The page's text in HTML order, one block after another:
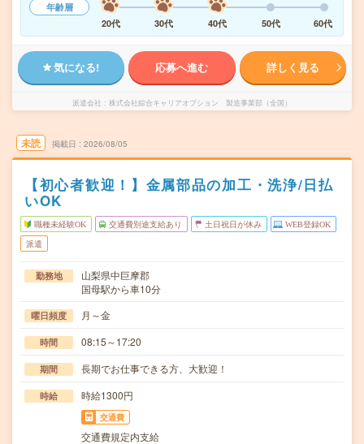
年齢層
20代
30代 40代 50代 60代
気になる! 応募へ進む 詳しく見る
派遣会社 株式会社綜合キャリアオプション 製造事業部（全国）
未読 掲載日 2026/08/05
【初心者歓迎！】金属部品の加工・洗浄/日払
いOK
職種未経験OK 交通費別途支給あり 土日祝日が休み WEB登録OK
派遣
勤務地
山梨県中巨摩郡
国母駅から車10分
曜日頻度 月～金
時間 08:15～17:20
期間 長期でお仕事できる方、大歓迎！
時給 時給1300円
交通費
交通費規定内支給